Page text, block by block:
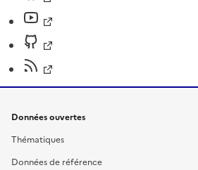
Données ouvertes
Thématiques
Données de référence